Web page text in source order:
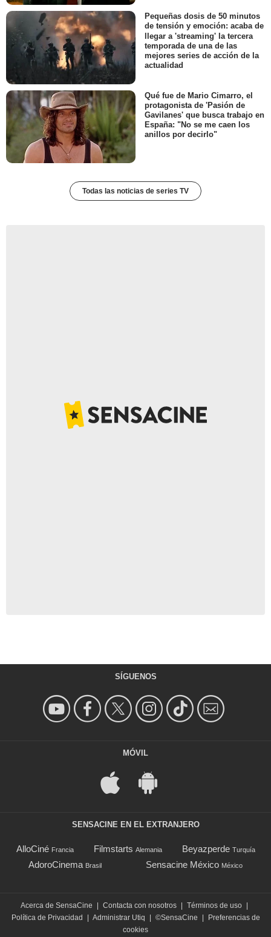
Pequeñas dosis de 50 minutos
de tensión y emoción: acaba de
llegar a 'streaming' la tercera
temporada de una de las
mejores series de acción de la
actualidad
Qué fue de Mario Cimarro, el
protagonista de 'Pasión de
Gavilanes' que busca trabajo en
España: "No se me caen los
anillos por decirlo"
Todas las noticias de series TV
SÍGUENOS
MÓVIL
SENSACINE EN EL EXTRANJERO
AlloCiné Francia Filmstarts Alemania Beyazperde Turquía
AdoroCinema Brasil Sensacine México México
Acerca de SensaCine Contacta con nosotros Términos de uso
Política de Privacidad
Administrar Utiq ©SensaCine
Preferencias de
cookies